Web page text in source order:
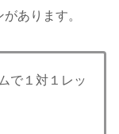
あります。
で１対１レッ